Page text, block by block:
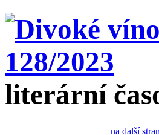
literární
na další